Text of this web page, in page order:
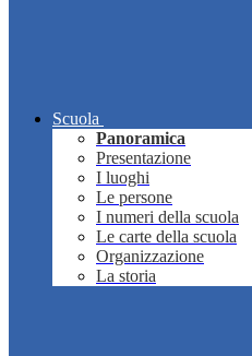
Scuola
Panoramica
Presentazione
I luoghi
Le persone
I numeri della scuola
Le carte della scuola
Organizzazione
La storia